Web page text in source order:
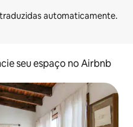
seu espaço no Airbnb